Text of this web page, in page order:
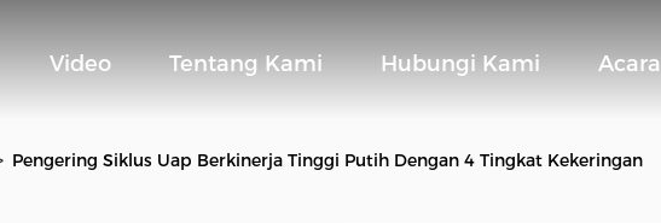
Video Tentang Kami Hubungi Kami Acara
Pengering Siklus Uap Berkinerja Tinggi Putih Dengan 4 Tingkat Kekeringan